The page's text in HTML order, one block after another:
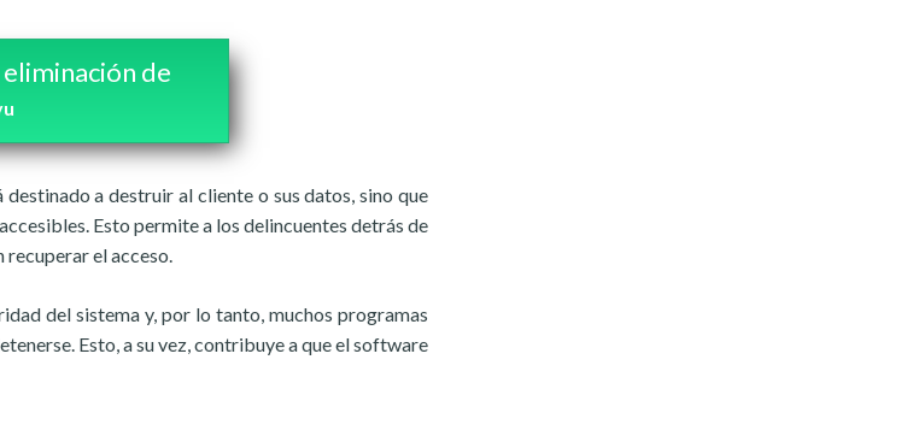
de
a destruir al cliente o sus datos, sino que
Esto permite a los delincuentes detrás de
recuperar el acceso.
del sistema y, por lo tanto, muchos programas
Esto, a su vez, contribuye a que el software